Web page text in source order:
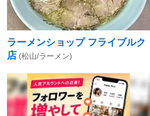
ラーメンショップ フライブルク
店 (松山/ラーメン)